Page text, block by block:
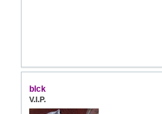
blck
V.I.P.